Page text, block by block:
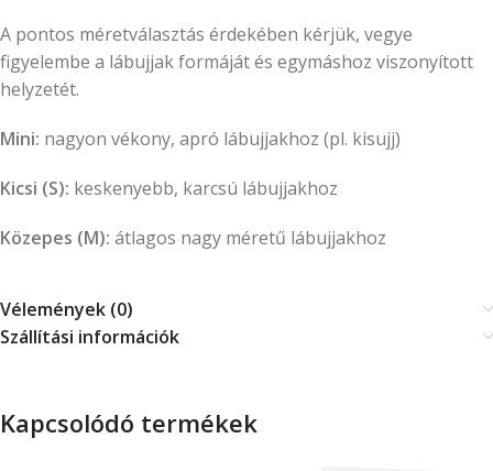
A pontos méretválasztás érdekében kérjük, vegye
figyelembe a lábujjak formáját és egymáshoz viszonyított
helyzetét.
Mini: nagyon vékony, apró lábujjakhoz (pl. kisujj)
Kicsi (S): keskenyebb, karcsú lábujjakhoz
Közepes (M): átlagos nagy méretű lábujjakhoz
Vélemények (0)
Szállítási információk
Kapcsolódó termékek